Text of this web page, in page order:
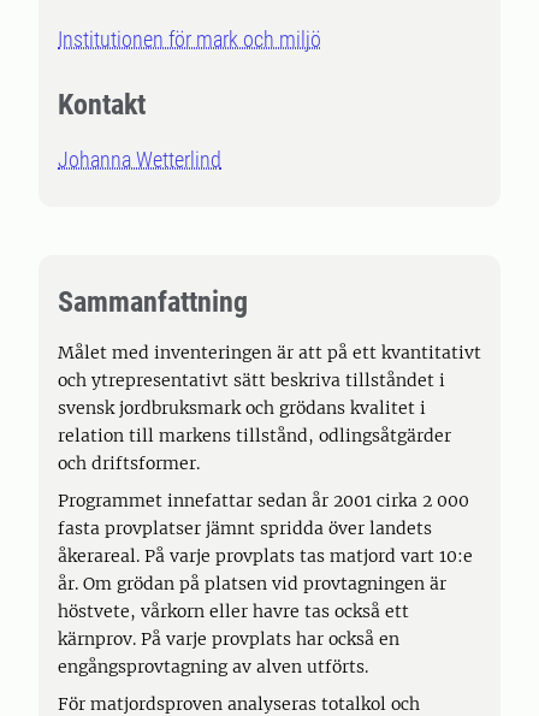
Institutionen för mark och miljö
Kontakt
Johanna Wetterlind
Sammanfattning
Målet med inventeringen är att på ett kvantitativt
och ytrepresentativt sätt beskriva tillståndet i
svensk jordbruksmark och grödans kvalitet i
relation till markens tillstånd, odlingsåtgärder
och driftsformer.
Programmet innefattar sedan år 2001 cirka 2 000
fasta provplatser jämnt spridda över landets
åkerareal. På varje provplats tas matjord vart 10:e
år. Om grödan på platsen vid provtagningen är
höstvete, vårkorn eller havre tas också ett
kärnprov. På varje provplats har också en
engångsprovtagning av alven utförts.
För matjordsproven analyseras totalkol och